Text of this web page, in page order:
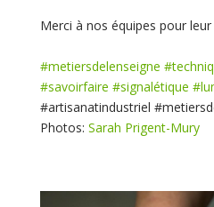
Merci à nos équipes pour
#metiersdelenseigne #
#savoirfaire #signalétique #
#artisanatindustriel
Photos: Sarah Prigent-Mury